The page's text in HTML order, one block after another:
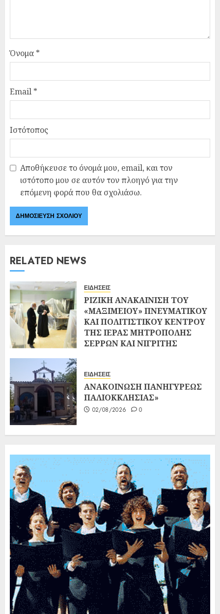
Όνομα *
Email *
Ιστότοπος
Αποθήκευσε το όνομά μου, email, και τον
ιστότοπο μου σε αυτόν τον πλοηγό για την
επόμενη φορά που θα σχολιάσω.
RELATED NEWS
ΕΙΔΗΣΕΙΣ
ΡΙΖΙΚΗ ΑΝΑΚΑΙΝΙΣΗ ΤΟΥ
«ΜΑΞΙΜΕΙΟΥ» ΠΝΕΥΜΑΤΙΚΟΥ
ΚΑΙ ΠΟΛΙΤΙΣΤΙΚΟΥ ΚΕΝΤΡΟΥ
ΤΗΣ ΙΕΡΑΣ ΜΗΤΡΟΠΟΛΗΣ
ΣΕΡΡΩΝ ΚΑΙ ΝΙΓΡΙΤΗΣ
ΕΙΔΗΣΕΙΣ
ΑΝΑΚΟΙΝΩΣΗ ΠΑΝΗΓΥΡΕΩΣ
ΠΑΛΙΟΚΚΛΗΣΙΑΣ»
02/08/2026 0